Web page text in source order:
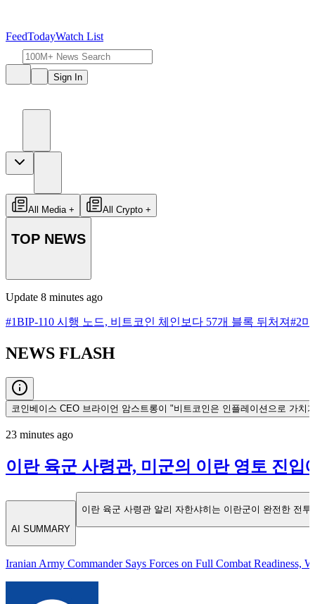
FeedTodayWatch List
Sign In
All Media + All Crypto +
TOP NEWS
Update 8 minutes ago
#1BIP-110 시행 노드, 비트코인 체인보다 57개 블록 뒤처져#2
NEWS FLASH
코인베이스 CEO 브라이언 암스트롱이 "비트코인은 인플레이션으로 가
23 minutes ago
이란 육군 사령관, 미군의 이란 영토 진입
AI SUMMARY
이란 육군 사령관 알리 자한샤히는 이란군이 완전한 전
Iranian Army Commander Says Forces on Full Combat Readiness,